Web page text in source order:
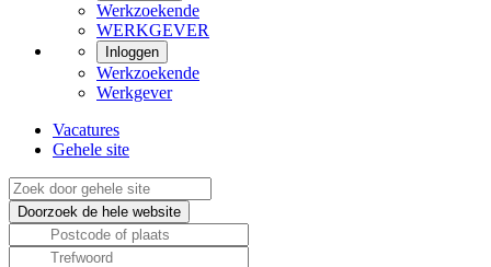
Werkzoekende
WERKGEVER
Inloggen
Werkzoekende
Werkgever
Vacatures
Gehele site